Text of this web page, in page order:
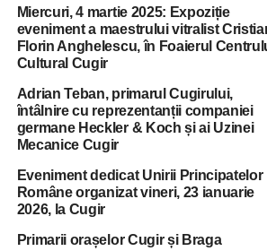
Miercuri, 4 martie 2025: Expoziție
eveniment a maestrului vitralist
Florin Anghelescu, în Foaierul
Cultural Cugir
Adrian Teban, primarul Cugirului,
întâlnire cu reprezentanții companiei
germane Heckler & Koch și ai Uzinei
Mecanice Cugir
Eveniment dedicat Unirii Principatelor
Române organizat vineri, 23 ianuarie
2026, la Cugir
Primarii orașelor Cugir și Braga